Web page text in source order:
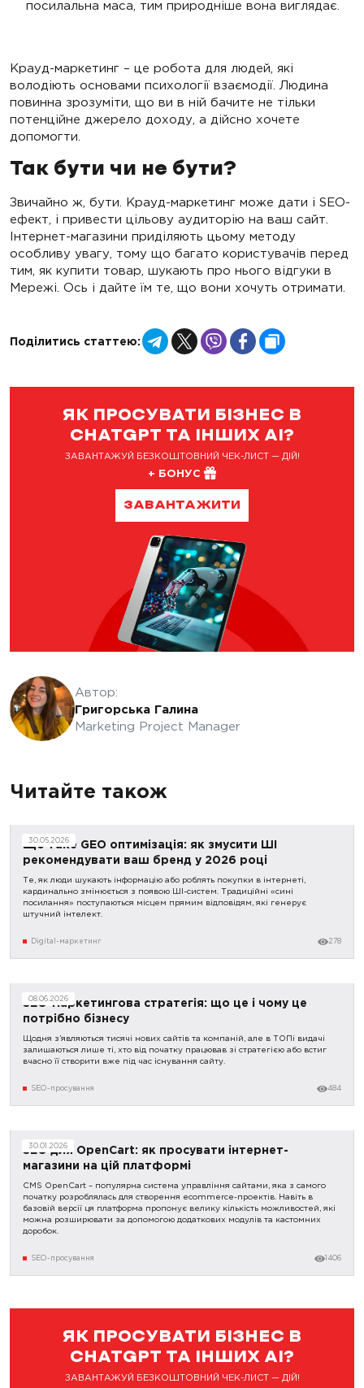
посилальна маса, тим природніше вона виглядає.
Крауд-маркетинг – це робота для людей, які
володіють основами психології взаємодії. Людина
повинна зрозуміти, що ви в ній бачите не тільки
потенційне джерело доходу, а дійсно хочете
допомогти.
Так бути чи не бути?
Звичайно ж, бути. Крауд-маркетинг може дати і SEO-
ефект, і привести цільову аудиторію на ваш сайт.
Інтернет-магазини приділяють цьому методу
особливу увагу, тому що багато користувачів перед
тим, як купити товар, шукають про нього відгуки в
Мережі. Ось і дайте їм те, що вони хочуть отримати.
Поділитись статтею: Telegram
X Viber Facebook
ЯК ПРОСУВАТИ БІЗНЕС В
CHATGPT ТА ІНШИХ AI?
ЗАВАНТАЖУЙ БЕЗКОШТОВНИЙ ЧЕК-ЛИСТ — ДІЙ!
+ БОНУС
ЗАВАНТАЖИТИ
Автор:
Григорська Галина
Marketing Project Manager
Читайте також
30.05.2026
Що таке GEO оптимізація: як змусити ШІ
рекомендувати ваш бренд у 2026 році
Те, як люди шукають інформацію або роблять покупки в інтернеті,
кардинально змінюється з появою ШІ-систем. Традиційні «сині
посилання» поступаються місцем прямим відповідям, які генерує
штучний інтелект.
Digital-маркетинг 278
08.06.2026
SEO-маркетингова стратегія: що це і чому це
потрібно бізнесу
Щодня з’являються тисячі нових сайтів та компаній, але в ТОПі видачі
залишаються лише ті, хто від початку працював зі стратегією або встиг
вчасно її створити вже під час існування сайту.
SEO-просування 484
30.01.2026
SEO для OpenCart: як просувати інтернет-
магазини на цій платформі
CMS OpenCart – популярна система управління сайтами, яка з самого
початку розроблялась для створення ecommerce-проектів. Навіть в
базовій версії ця платформа пропонує велику кількість можливостей, які
можна розширювати за допомогою додаткових модулів та кастомних
доробок.
SEO-просування 1406
ЯК ПРОСУВАТИ БІЗНЕС В
CHATGPT ТА ІНШИХ AI?
ЗАВАНТАЖУЙ БЕЗКОШТОВНИЙ ЧЕК-ЛИСТ — ДІЙ!